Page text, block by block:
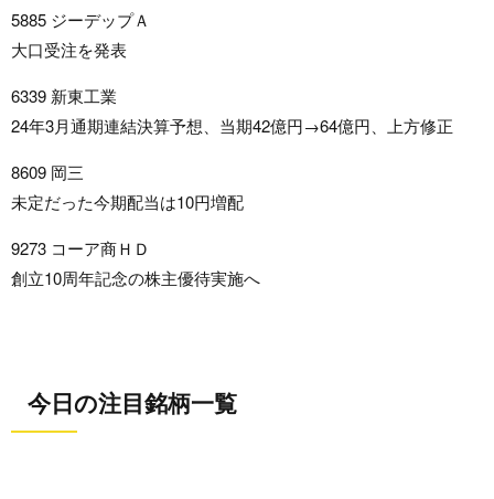
5885 ジーデップＡ
大口受注を発表
6339 新東工業
24年3月通期連結決算予想、当期42億円→64億円、上方修正
8609 岡三
未定だった今期配当は10円増配
9273 コーア商ＨＤ
創立10周年記念の株主優待実施へ
今日の注目銘柄一覧